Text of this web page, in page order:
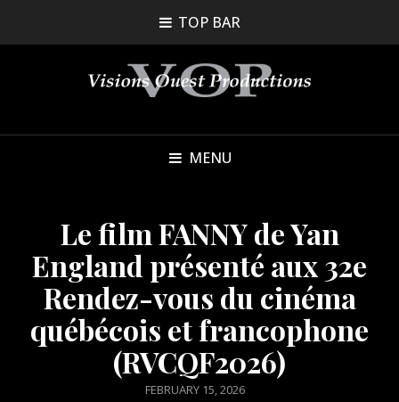
TOP BAR
MENU
Le film FANNY de Yan
England présenté aux 32e
Rendez-vous du cinéma
québécois et francophone
(RVCQF2026)
POSTED
FEBRUARY 15, 2026